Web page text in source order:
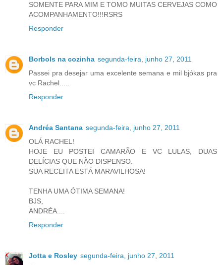
SOMENTE PARA MIM E TOMO MUITAS CERVEJAS COMO
ACOMPANHAMENTO!!!RSRS
Responder
Borbols na cozinha segunda-feira, junho 27, 2011
Passei pra desejar uma excelente semana e mil bjókas pra
vc Rachel.....
Responder
Andréa Santana segunda-feira, junho 27, 2011
OLÁ RACHEL!
HOJE EU POSTEI CAMARÃO E VC LULAS, DUAS
DELÍCIAS QUE NÃO DISPENSO.
SUA RECEITA ESTÁ MARAVILHOSA!
TENHA UMA ÓTIMA SEMANA!
BJS,
ANDRÉA....
Responder
Jotta e Rosley segunda-feira, junho 27, 2011